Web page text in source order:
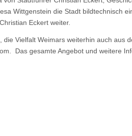
Wittgenstein die Stadt bildtechnisch
Eckert weiter.
Vielfalt Weimars weiterhin auch aus
Das gesamte Angebot und weitere